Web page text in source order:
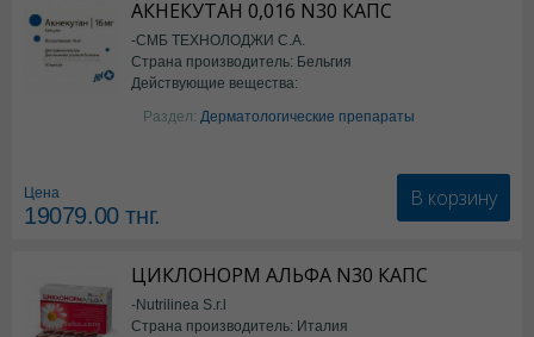
АКНЕКУТАН 0,016 N30 КАПС
-СМБ ТЕХНОЛОДЖИ С.А.
Страна производитель: Бельгия
Действующие вещества:
Изотретиноин
Раздел: Дерматологические препараты
Цена
19079.00тнг.
В корзину
ЦИКЛОНОРМ АЛЬФА N30 КАПС
-Nutrilinea S.r.l
Страна производитель: Италия